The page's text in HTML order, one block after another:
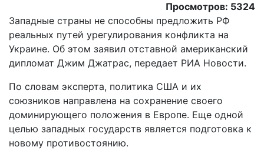
Просмотров: 5324
Западные страны не способны предложить РФ
реальных путей урегулирования конфликта на
Украине. Об этом заявил отставной американский
дипломат Джим Джатрас, передает РИА Новости.
По словам эксперта, политика США и их
союзников направлена на сохранение своего
доминирующего положения в Европе. Еще одной
целью западных государств является подготовка к
новому противостоянию.